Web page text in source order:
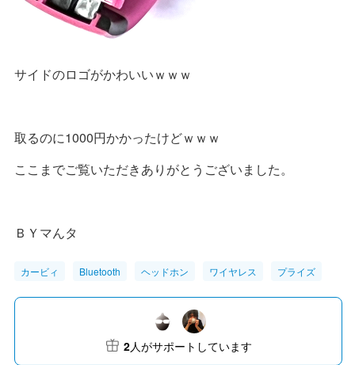
サイドのロゴがかわいいｗｗｗ
取るのに1000円かかったけどｗｗｗ
ここまでご覧いただきありがとうございました。
ＢＹマんタ
カービィ Bluetooth ヘッドホン ワイヤレス プライズ
2人がサポートしています